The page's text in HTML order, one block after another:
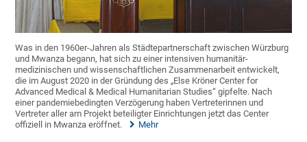
Was in den 1960er-Jahren als Städtepartnerschaft zwischen Würzburg
und Mwanza begann, hat sich zu einer intensiven humanitär-
medizinischen und wissenschaftlichen Zusammenarbeit entwickelt,
die im August 2020 in der Gründung des „Else Kröner Center for
Advanced Medical & Medical Humanitarian Studies“ gipfelte. Nach
einer pandemiebedingten Verzögerung haben Vertreterinnen und
Vertreter aller am Projekt beteiligter Einrichtungen jetzt das Center
offiziell in Mwanza eröffnet.
Mehr